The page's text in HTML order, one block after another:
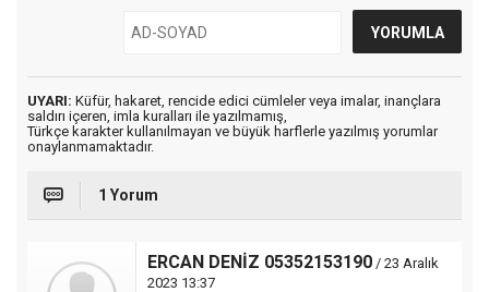
UYARI: Küfür, hakaret, rencide edici cümleler veya imalar, inançlara
saldırı içeren, imla kuralları ile yazılmamış,
Türkçe karakter kullanılmayan ve büyük harflerle yazılmış yorumlar
onaylanmamaktadır.
1 Yorum
ERCAN DENİZ 05352153190 / 23 Aralık
2023 13:37